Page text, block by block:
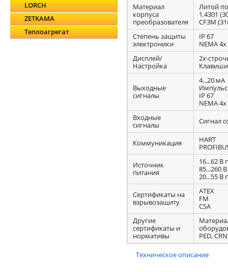
LORCH
ZETKAMA
Теплоагрегат
Материал
корпуса
преобразователя
Литой
1.4301
CF3M
Степень защиты
электроники
IP 67
NEMA 4x
Дисплей/
Настройка
2х-
Выходные
сигналы
4...20 мА
IP 67
NEMA 4x
Входные
сигналы
Сигнал
Коммуникация
HART
Источник
питания
16...62 В
85...260
20...55 В
Сертификаты на
взрывозащиту
ATEX
FM
CSA
Другие
сертификаты и
нормативы
PED, CRN
Техническое описание